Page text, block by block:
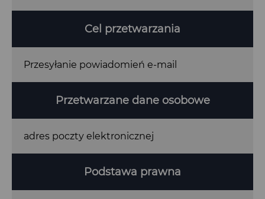
Cel przetwarzania
Przesyłanie powiadomień e-mail
Przetwarzane dane osobowe
adres poczty elektronicznej
Podstawa prawna